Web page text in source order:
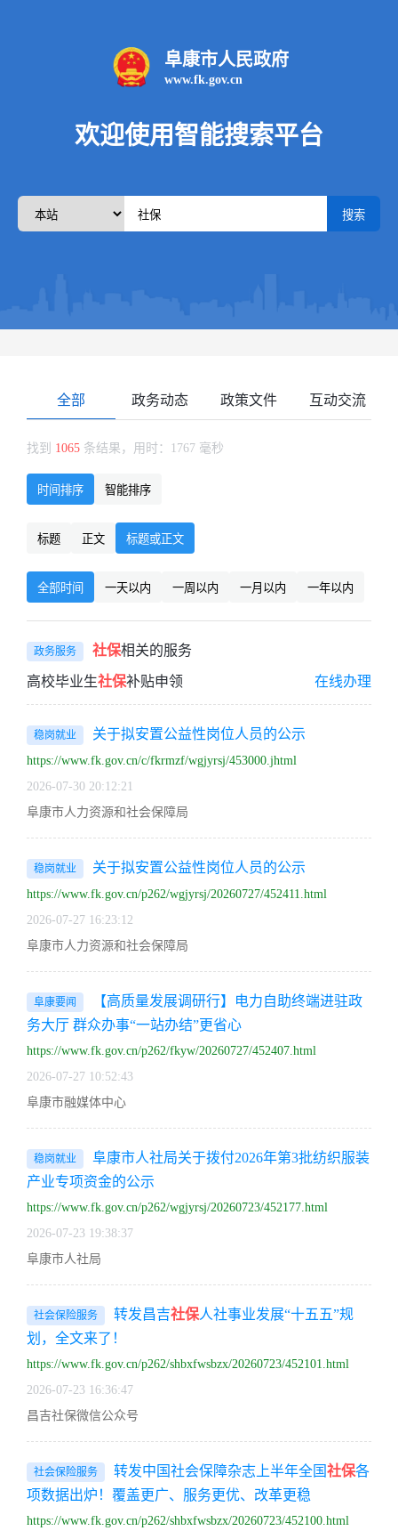
阜康市人民政府
www.fk.gov.cn
欢迎使用智能搜索平台
搜索
全部 政务动态 政策文件 互动交流
找到 1065 条结果，用时：1767 毫秒
时间排序 智能排序
标题 正文 标题或正文
全部时间 一天以内 一周以内 一月以内 一年以内
政务服务 社保相关的服务
高校毕业生社保补贴申领 在线办理
稳岗就业 关于拟安置公益性岗位人员的公示
https://www.fk.gov.cn/c/fkrmzf/wgjyrsj/453000.jhtml
2026-07-30 20:12:21
阜康市人力资源和社会保障局
稳岗就业 关于拟安置公益性岗位人员的公示
https://www.fk.gov.cn/p262/wgjyrsj/20260727/452411.html
2026-07-27 16:23:12
阜康市人力资源和社会保障局
阜康要闻
【高质量发展调研行】电力自助终端进驻政
务大厅 群众办事“一站办结”更省心
https://www.fk.gov.cn/p262/fkyw/20260727/452407.html
2026-07-27 10:52:43
阜康市融媒体中心
稳岗就业
阜康市人社局关于拨付2026年第3批纺织服装
产业专项资金的公示
https://www.fk.gov.cn/p262/wgjyrsj/20260723/452177.html
2026-07-23 19:38:37
阜康市人社局
社会保险服务 转发昌吉社保人社事业发展“十五五”规
划，全文来了！
https://www.fk.gov.cn/p262/shbxfwsbzx/20260723/452101.html
2026-07-23 16:36:47
昌吉社保微信公众号
社会保险服务 转发中国社会保障杂志上半年全国社保各
项数据出炉！覆盖更广、服务更优、改革更稳
https://www.fk.gov.cn/p262/shbxfwsbzx/20260723/452100.html